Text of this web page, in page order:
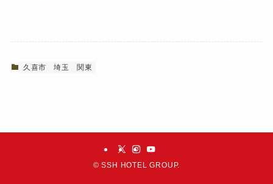
久喜市 埼玉 関東
© SSH HOTEL GROUP.